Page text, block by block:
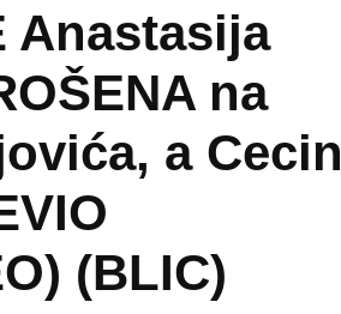
Anastasija
na
a Cecin
(BLIC)